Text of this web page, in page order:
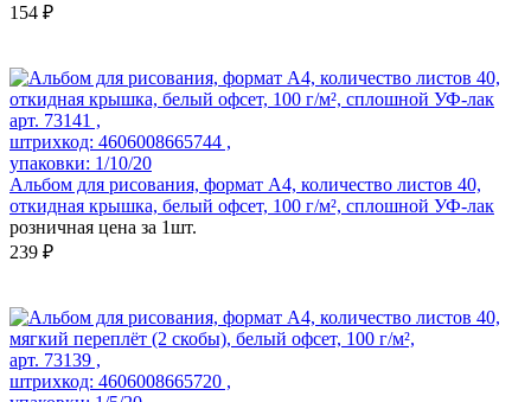
154 ₽
арт. 73141 ,
штрихкод: 4606008665744 ,
упаковки: 1/10/20
Альбом для рисования, формат А4, количество листов 40,
откидная крышка, белый офсет, 100 г/м², сплошной УФ-лак
розничная цена за 1шт.
239 ₽
арт. 73139 ,
штрихкод: 4606008665720 ,